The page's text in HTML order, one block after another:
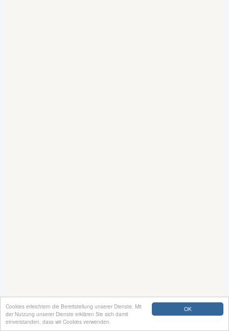
OK
Cookies erleichtern die Bereitstellung unserer Dienste. Mit
der Nutzung unserer Dienste erklären Sie sich damit
einverstanden, dass wir Cookies verwenden.